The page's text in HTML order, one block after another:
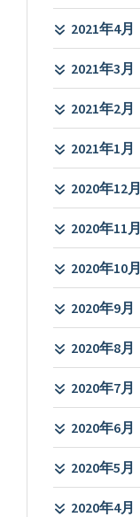
2021年4月
2021年3月
2021年2月
2021年1月
2020年12月
2020年11月
2020年10月
2020年9月
2020年8月
2020年7月
2020年6月
2020年5月
2020年4月